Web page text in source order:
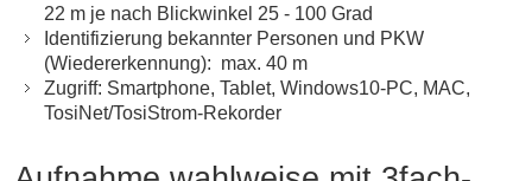
22 m je nach Blickwinkel 25 - 100 Grad
Identifizierung bekannter Personen und PKW
(Wiedererkennung): max. 40 m
Zugriff: Smartphone, Tablet, Windows10-PC, MAC,
TosiNet/TosiStrom-Rekorder